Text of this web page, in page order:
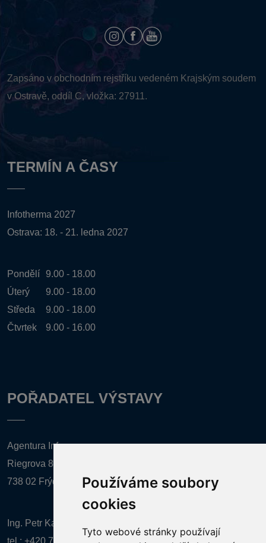
Používáme soubory
cookies
Tyto webové stránky používají
Zapsáno v obchodním rejstříku vedeném Krajským soudem
v Ostravě, oddíl C, vložka: 27911.
TERMÍN A ČASY
Infotherma 2027
Ostrava: 18. - 21. ledna 2027
Pondělí
9.00 - 18.00
Úterý
9.00 - 18.00
Středa
9.00 - 18.00
Čtvrtek
9.00 - 16.00
POŘADATEL VÝSTAVY
Agentura Inforpres, s.r.o.
Riegrova 857
738 02 Frýdek-Místek
Ing. Petr Kalenda,
tel.: +420 777 080 867 (EN comunication)